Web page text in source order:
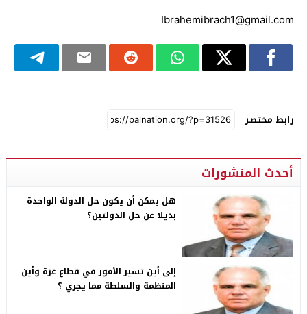
Ibrahemibrach1@gmail.com
رابط مختصر
أحدث المنشورات
هل يمكن أن يكون حل الدولة الواحدة
بديلا عن حل الدولتين؟
إلى أين تسير الأمور في قطاع غزة وأين
المنظمة والسلطة مما يجري ؟